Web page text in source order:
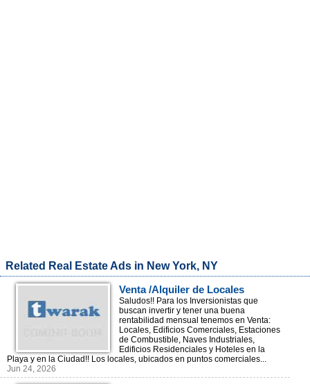
Related Real Estate Ads in New York, NY
Venta /Alquiler de Locales
Comerciales /Edificios
Residenciales Y Comerciales
Saludos!! Para los Inversionistas que
buscan invertir y tener una buena
rentabilidad mensual tenemos en Venta:
Locales, Edificios Comerciales, Estaciones
de Combustible, Naves Industriales,
Edificios Residenciales y Hoteles en la
Playa y en la Ciudad!! Los locales, ubicados en puntos comerciales...
Jun 24, 2026